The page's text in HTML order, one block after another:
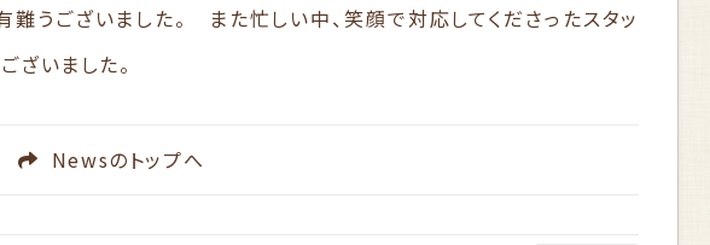
うございました。 また忙しい中、笑顔で対応してくださったスタッ
ざいました。
Newsのトップへ